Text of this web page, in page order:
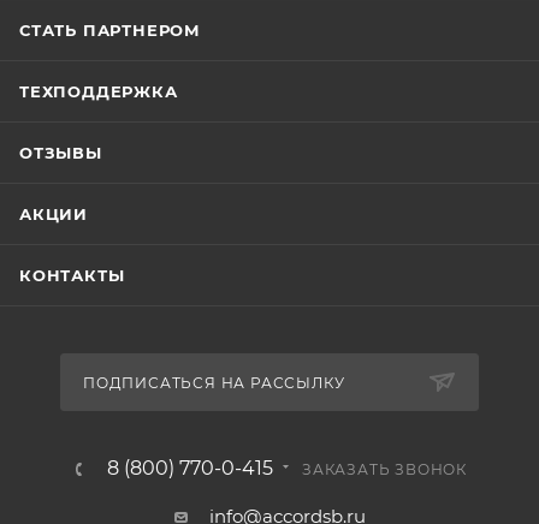
СТАТЬ ПАРТНЕРОМ
ТЕХПОДДЕРЖКА
ОТЗЫВЫ
АКЦИИ
КОНТАКТЫ
ПОДПИСАТЬСЯ НА РАССЫЛКУ
8 (800) 770-0-415 ЗАКАЗАТЬ ЗВОНОК
info@accordsb.ru